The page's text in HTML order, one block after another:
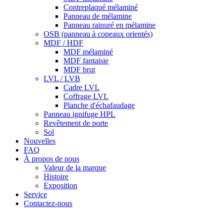
Contreplaqué mélaminé
Panneau de mélamine
Panneau rainuré en mélamine
OSB (panneau à copeaux orientés)
MDF / HDF
MDF mélaminé
MDF fantaisie
MDF brut
LVL / LVB
Cadre LVL
Coffrage LVL
Planche d'échafaudage
Panneau ignifuge HPL
Revêtement de porte
Sol
Nouvelles
FAQ
À propos de nous
Valeur de la marque
Histoire
Exposition
Service
Contactez-nous